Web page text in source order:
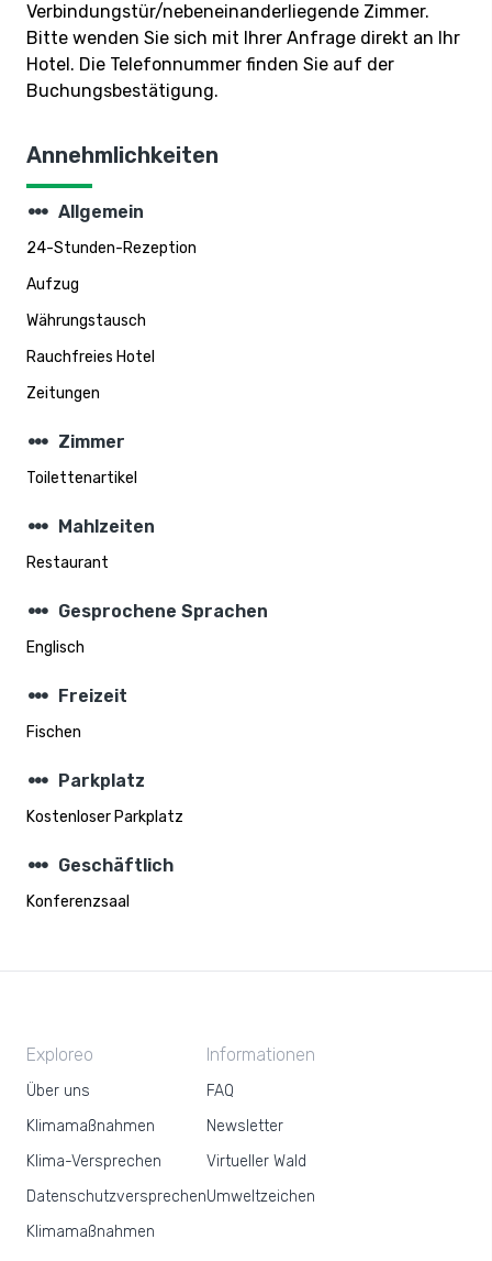
Verbindungstür/nebeneinanderliegende Zimmer.
Bitte wenden Sie sich mit Ihrer Anfrage direkt an Ihr
Hotel. Die Telefonnummer finden Sie auf der
Buchungsbestätigung.
Annehmlichkeiten
steppers Allgemein
24-Stunden-Rezeption
Aufzug
Währungstausch
Rauchfreies Hotel
Zeitungen
steppers Zimmer
Toilettenartikel
steppers Mahlzeiten
Restaurant
steppers Gesprochene Sprachen
Englisch
steppers Freizeit
Fischen
steppers Parkplatz
Kostenloser Parkplatz
steppers Geschäftlich
Konferenzsaal
Exploreo
Über uns
Klimamaßnahmen
Klima-Versprechen
Datenschutzversprechen
Klimamaßnahmen
Informationen
FAQ
Newsletter
Virtueller Wald
Umweltzeichen